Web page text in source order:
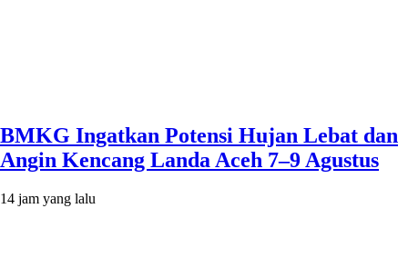
BMKG Ingatkan Potensi Hujan Lebat dan
Angin Kencang Landa Aceh 7–9 Agustus
14 jam yang lalu